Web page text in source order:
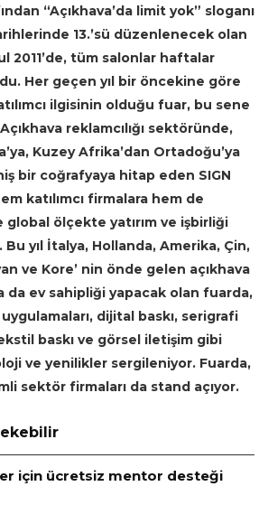
“Açıkhava’da limit yok” sloganı
13.’sü düzenlenecek olan
2011’de, tüm salonlar haftalar
Her geçen yıl bir öncekine göre
ilgisinin olduğu fuar, bu sene
reklamcılığı sektöründe,
Kuzey Afrika’dan Ortadoğu’ya
bir coğrafyaya hitap eden SIGN
katılımcı firmalara hem de
ölçekte yatırım ve işbirliği
Bu yıl İtalya, Hollanda, Amerika, Çin,
ve Kore’ nin önde gelen açıkhava
da ev sahipliği yapacak olan fuarda,
dijital baskı, serigrafi
baskı ve görsel iletişim gibi
ve yenilikler sergileniyor. Fuarda,
sektör firmaları da stand açıyor.
için ücretsiz mentor desteği